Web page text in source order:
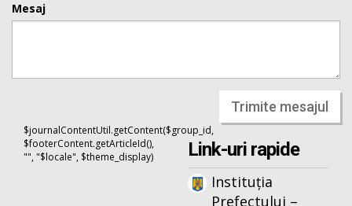
Mesaj
Trimite mesajul
$journalContentUtil.getContent($group_id,
$footerContent.getArticleId(),
"", "$locale", $theme_display)
Link-uri rapide
Instituția
Prefectului –